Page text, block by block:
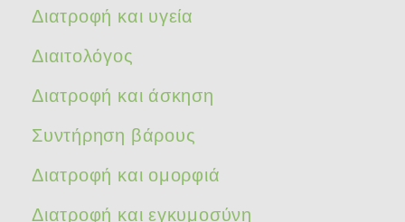
Διατροφή και υγεία
Διαιτολόγος
Διατροφή και άσκηση
Συντήρηση βάρους
Διατροφή και ομορφιά
Διατροφή και εγκυμοσύνη